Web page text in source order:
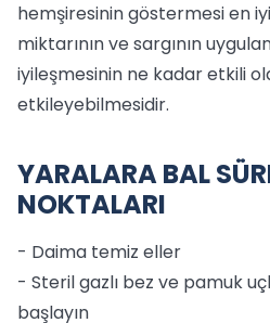
hemşiresinin göstermesi en
miktarının ve sargının
iyileşmesinin ne kadar etkili
etkileyebilmesidir.
YARALARA BAL
NOKTALARI
- Daima temiz eller
- Steril gazlı bez ve pamuk
başlayın